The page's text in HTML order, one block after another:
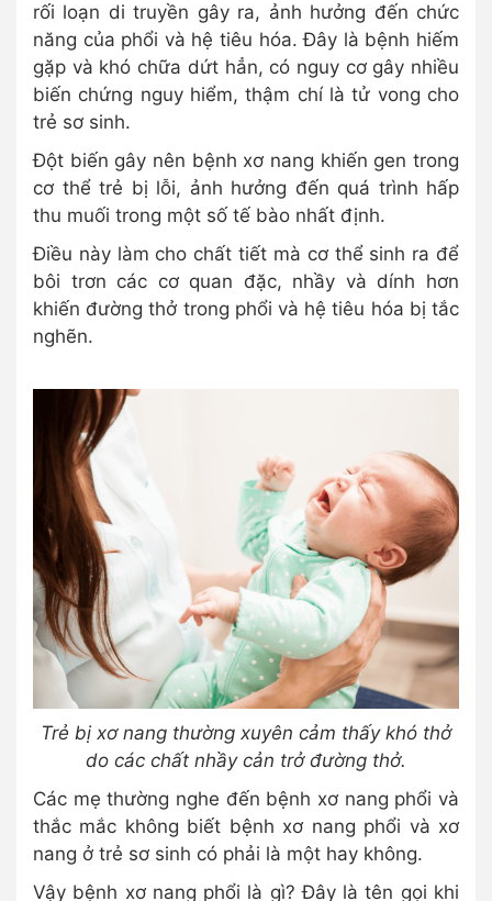
rối loạn di truyền gây ra, ảnh hưởng đến chức
năng của phổi và hệ tiêu hóa. Đây là bệnh hiếm
gặp và khó chữa dứt hẳn, có nguy cơ gây nhiều
biến chứng nguy hiểm, thậm chí là tử vong cho
trẻ sơ sinh.
Đột biến gây nên bệnh xơ nang khiến gen trong
cơ thể trẻ bị lỗi, ảnh hưởng đến quá trình hấp
thu muối trong một số tế bào nhất định.
Điều này làm cho chất tiết mà cơ thể sinh ra để
bôi trơn các cơ quan đặc, nhầy và dính hơn
khiến đường thở trong phổi và hệ tiêu hóa bị tắc
nghẽn.
Trẻ bị xơ nang thường xuyên cảm thấy khó thở
do các chất nhầy cản trở đường thở.
Các mẹ thường nghe đến bệnh xơ nang phổi và
thắc mắc không biết bệnh xơ nang phổi và xơ
nang ở trẻ sơ sinh có phải là một hay không.
Vậy bệnh xơ nang phổi là gì? Đây là tên gọi khi